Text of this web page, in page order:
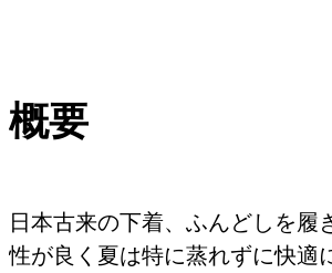
概要
日本古来の下着、ふんどしを
性が良く夏は特に蒸れずに快適